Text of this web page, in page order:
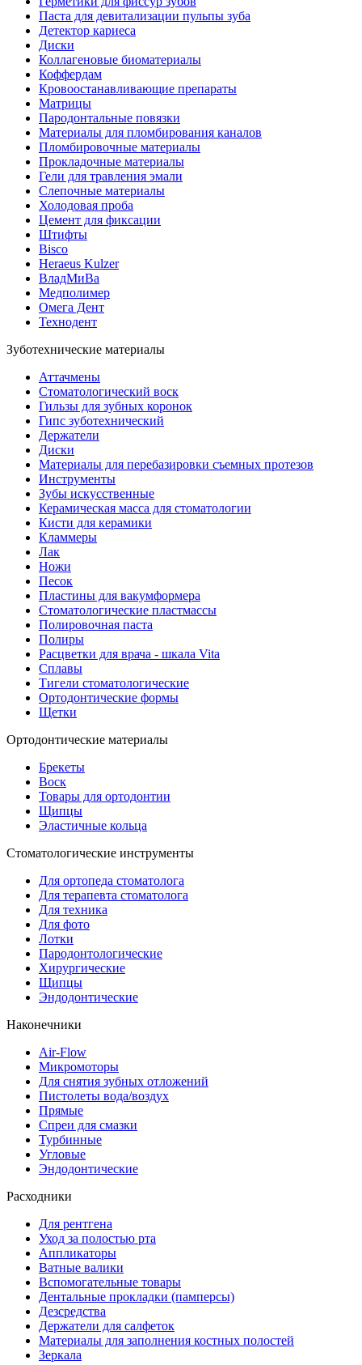
Паста для девитализации пульпы зуба
Детектор кариеса
Диски
Коллагеновые биоматериалы
Коффердам
Кровоостанавливающие препараты
Матрицы
Пародонтальные повязки
Материалы для пломбирования каналов
Пломбировочные материалы
Прокладочные материалы
Гели для травления эмали
Слепочные материалы
Холодовая проба
Цемент для фиксации
Штифты
Bisco
Heraeus Kulzer
ВладМиВа
Медполимер
Омега Дент
Технодент
Зуботехнические материалы
Аттачмены
Стоматологический воск
Гильзы для зубных коронок
Гипс зуботехнический
Держатели
Диски
Материалы для перебазировки съемных протезов
Инструменты
Зубы искусственные
Керамическая масса для стоматологии
Кисти для керамики
Кламмеры
Лак
Ножи
Песок
Пластины для вакумформера
Стоматологические пластмассы
Полировочная паста
Полиры
Расцветки для врача - шкала Vita
Сплавы
Тигели стоматологические
Ортодонтические формы
Щетки
Ортодонтические материалы
Брекеты
Воск
Товары для ортодонтии
Щипцы
Эластичные кольца
Стоматологические инструменты
Для ортопеда стоматолога
Для терапевта стоматолога
Для техника
Для фото
Лотки
Пародонтологические
Хирургические
Щипцы
Эндодонтические
Наконечники
Air-Flow
Микромоторы
Для снятия зубных отложений
Пистолеты вода/воздух
Прямые
Спреи для смазки
Турбинные
Угловые
Эндодонтические
Расходники
Для рентгена
Уход за полостью рта
Аппликаторы
Ватные валики
Вспомогательные товары
Дентальные прокладки (памперсы)
Дезсредства
Держатели для салфеток
Материалы для заполнения костных полостей
Зеркала